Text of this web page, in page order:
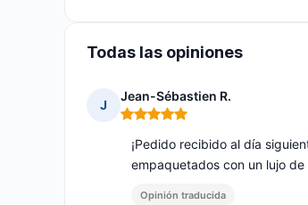
Todas las opiniones
J
Jean-Sébastien R.
Nota: 5 de 5
¡Pedido recibido al día
empaquetados con un lujo
Opinión traducida